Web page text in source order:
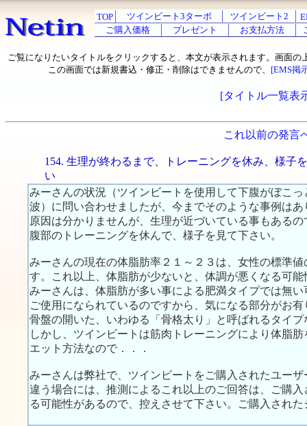
TOP ツインビート3ターボ ツインビート2
ご購入価格
プレゼント お支払方法
ご覧になりたいタイトルをクリックすると、本文が表示されます。画面の
この画面では新規書込・修正・削除はできませんので、 [EMS掲
[タイトル一覧表
これ以前の発言
154. 生理が終わるまで、トレーニングを休み、様子
い
みーさんの状況（ツインビートを使用して下腹がぼこ
波）に問い合わせましたが、今までそのような事例は
原因は分かりませんが、生理が近づいている事もある
腹部のトレーニングを休んで、様子を見て下さい。
みーさんの現在の体脂肪率２１～２３は、女性の標準
す。これ以上、体脂肪が少ないと、体調が悪くなる可
みーさんは、体脂肪が多い事による肥満タイプでは無
ご使用になられているのですから、気になる部分がお
骨盤の開いた、いわゆる「骨格太り」と呼ばれるタイ
しかし、ツインビートは筋肉トレーニングにより体脂
エット方法なので．．．
みーさんは弊社で、ツインビートをご購入されたユー
違う場合には、推測によるこれ以上のご回答は、ご購
る可能性があるので、控えさせて下さい。ご購入され